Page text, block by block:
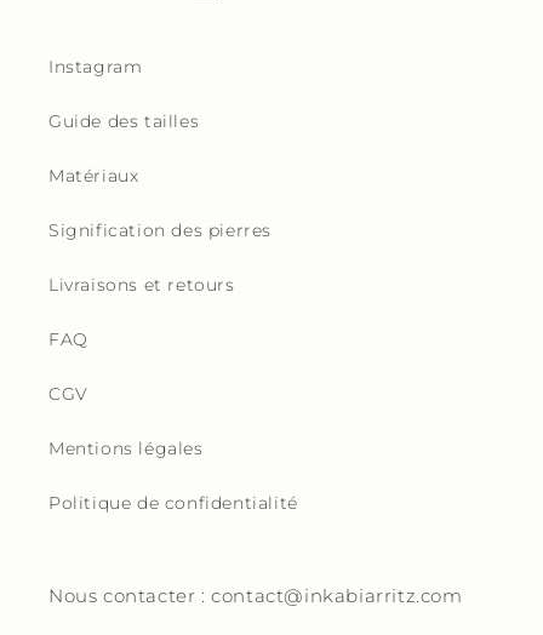
Instagram
Guide des tailles
Matériaux
Signification des pierres
Livraisons et retours
FAQ
CGV
Mentions légales
Politique de confidentialité
Nous contacter : contact@inkabiarritz.com